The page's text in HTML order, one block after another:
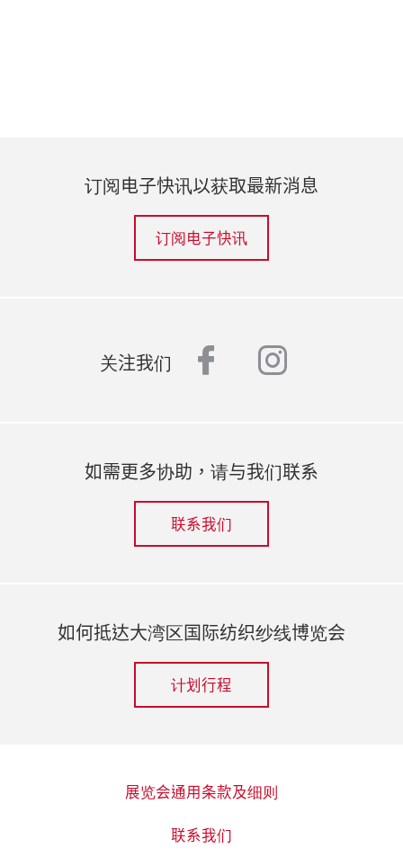
订阅电子快讯以获取最新消息
订阅电子快讯
关注我们 facebook
如需更多协助，请与我们联系
联系我们
如何抵达大湾区国际纺织纱线博览会
计划行程
展览会通用条款及细则
联系我们